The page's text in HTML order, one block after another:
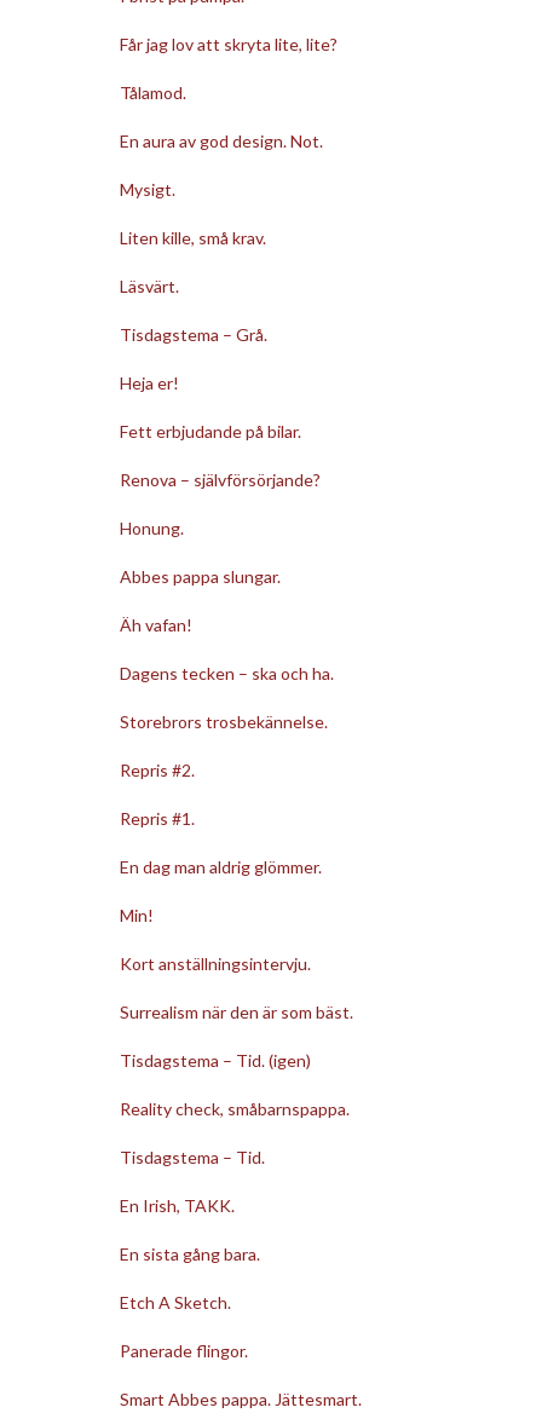
Får jag lov att skryta lite, lite?
Tålamod.
En aura av god design. Not.
Mysigt.
Liten kille, små krav.
Läsvärt.
Tisdagstema – Grå.
Heja er!
Fett erbjudande på bilar.
Renova – självförsörjande?
Honung.
Abbes pappa slungar.
Äh vafan!
Dagens tecken – ska och ha.
Storebrors trosbekännelse.
Repris #2.
Repris #1.
En dag man aldrig glömmer.
Min!
Kort anställningsintervju.
Surrealism när den är som bäst.
Tisdagstema – Tid. (igen)
Reality check, småbarnspappa.
Tisdagstema – Tid.
En Irish, TAKK.
En sista gång bara.
Etch A Sketch.
Panerade flingor.
Smart Abbes pappa. Jättesmart.